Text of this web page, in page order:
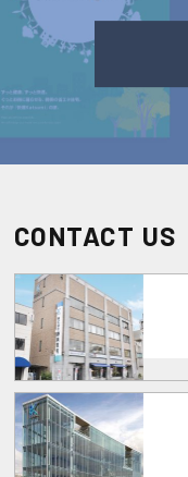
CONTACT US